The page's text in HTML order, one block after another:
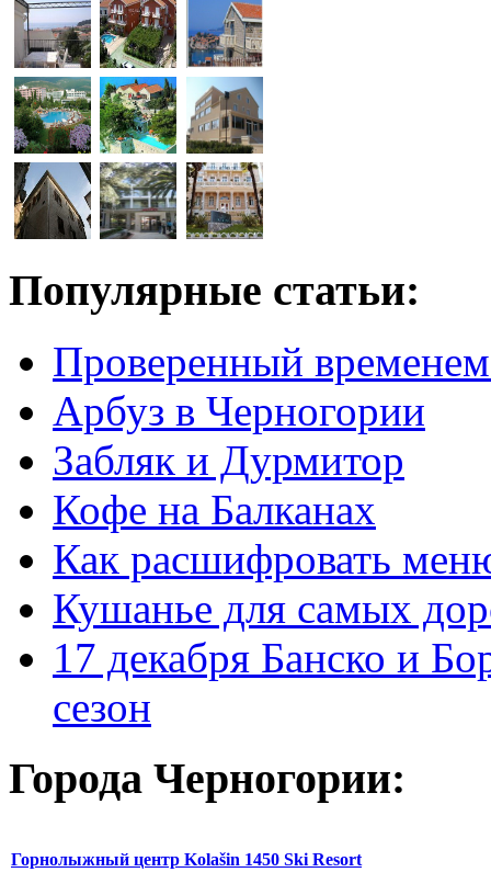
Популярные статьи:
Проверенный временем
Арбуз в Черногории
Забляк и Дурмитор
Кофе на Балканах
Как расшифровать
Кушанье для самых
17 декабря Банско и
сезон
Города Черногории:
Горнолыжный центр Kolašin 1450 Ski Resort